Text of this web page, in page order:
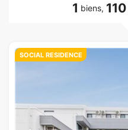
1 biens, 110
SOCIAL RESIDENCE